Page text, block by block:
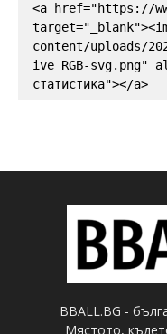
<a href="https://
content/uploads/
ive_RGB-svg.png"
статистика"></a>
BBALL.BG -
Мястото,